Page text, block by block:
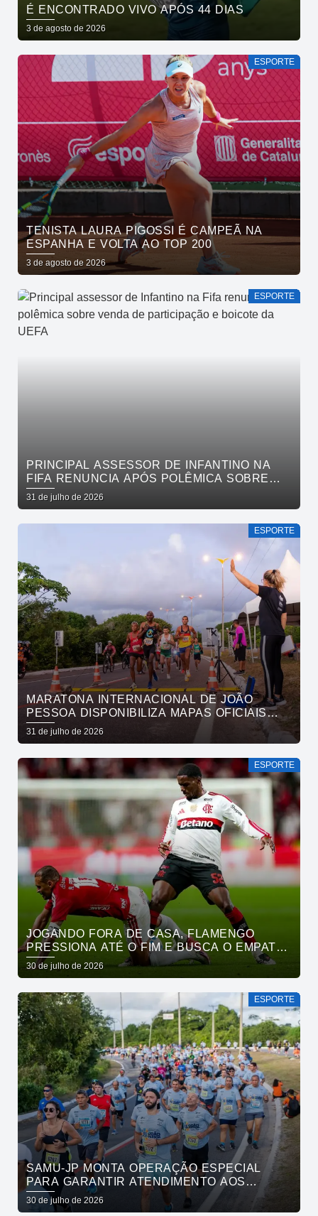
É ENCONTRADO VIVO APÓS 44 DIAS
3 de agosto de 2026
ESPORTE
TENISTA LAURA PIGOSSI É CAMPEÃ NA
ESPANHA E VOLTA AO TOP 200
3 de agosto de 2026
ESPORTE
PRINCIPAL ASSESSOR DE INFANTINO NA
FIFA RENUNCIA APÓS POLÊMICA SOBRE
VENDA DE PARTICIPAÇÃO E BOICOTE DA
UEFA
31 de julho de 2026
ESPORTE
MARATONA INTERNACIONAL DE JOÃO
PESSOA DISPONIBILIZA MAPAS OFICIAIS
DAS PROVAS E ORIENTA ATLETAS SOBRE
TRAJETOS
31 de julho de 2026
ESPORTE
JOGANDO FORA DE CASA, FLAMENGO
PRESSIONA ATÉ O FIM E BUSCA O EMPATE
PELO BRASILEIRÃO
30 de julho de 2026
ESPORTE
SAMU-JP MONTA OPERAÇÃO ESPECIAL
PARA GARANTIR ATENDIMENTO AOS
ATLETAS DA MARATONA INTERNACIONAL
DE JOÃO PESSOA
30 de julho de 2026